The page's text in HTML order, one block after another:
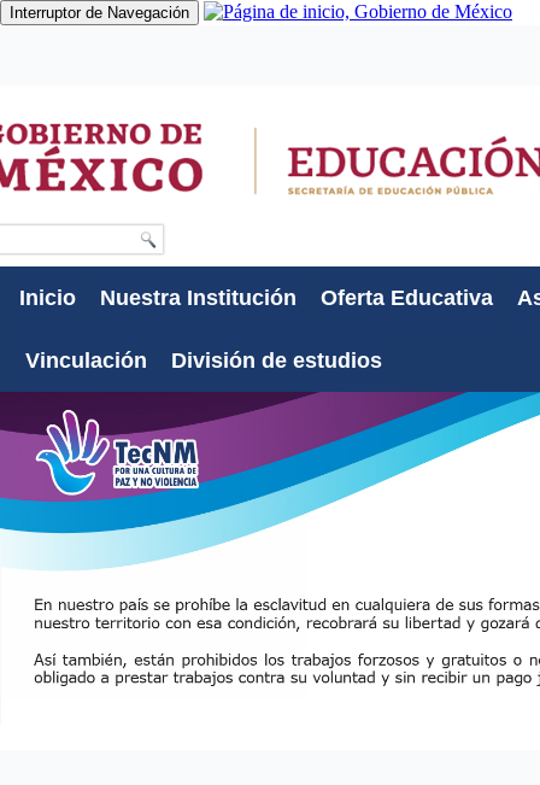
Interruptor de Navegación
Inicio Nuestra Institución Oferta Educativa
Vinculación División de estudios